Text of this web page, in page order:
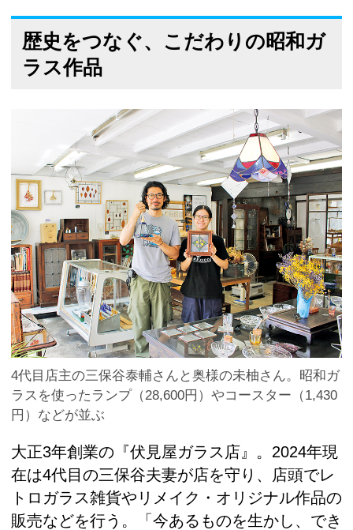
歴史をつなぐ、こだわりの昭和ガ
ラス作品
4代目店主の三保谷泰輔さんと奥様の未柚さん。昭和ガ
ラスを使ったランプ（28,600円）やコースター（1,430
円）などが並ぶ
大正3年創業の『伏見屋ガラス店』。2024年現
在は4代目の三保谷夫妻が店を守り、店頭でレ
トロガラス雑貨やリメイク・オリジナル作品の
販売などを行う。「今あるものを生かし、でき